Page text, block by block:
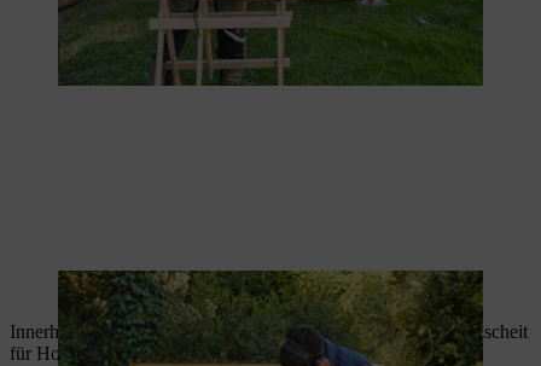
Nun können Sie zum Schnitt ansetzen.
Innerhalb der Vorrichtungen können Sie nun fachgerecht Holzscheit
für Holzscheit absägen.